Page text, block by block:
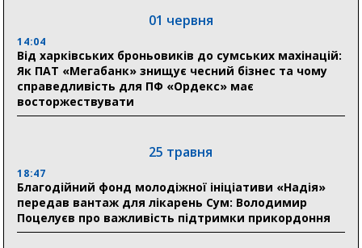
Пенсійний фонд Сумщини спрямував 0,2 млрд грн
на пенсії, страхові виплати та підтримку
прифронтових громад
прифронтової Сумщини: перша група оздоровилася
в Австрії
18:30
Ніколаєнко: у Сумах погодили 115 компенсацій на
відновлення житла майже на 6,6 млн грн
01 червня
14:04
Від харківських броньовиків до сумських махінацій:
Як ПАТ «Мегабанк» знищує чесний бізнес та чому
справедливість для ПФ «Ордекс» має
восторжествувати
25 травня
18:47
Благодійний фонд молодіжної ініціативи «Надія»
передав вантаж для лікарень Сум: Володимир
Поцелуєв про важливість підтримки прикордоння